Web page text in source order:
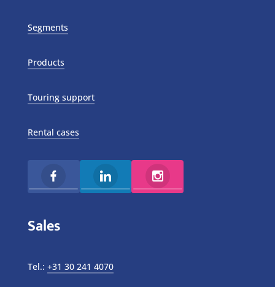
Segments
Products
Touring support
Rental cases
Sales
Tel.: +31 30 241 4070